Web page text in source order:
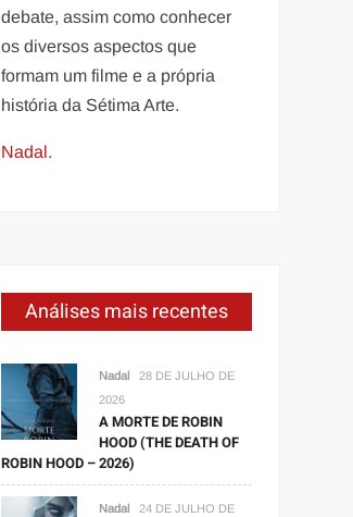
debate, assim como conhecer
os diversos aspectos que
formam um filme e a própria
história da Sétima Arte.
Nadal.
Análises mais recentes
Nadal
28 DE JULHO DE
2026
A MORTE DE ROBIN
HOOD (THE DEATH OF
ROBIN HOOD – 2026)
Nadal
24 DE JULHO DE